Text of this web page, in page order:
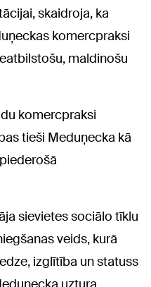
skaidroja, ka
komercpraksi
maldinošu
komercpraksi
tieši Meduņecka kā
sievietes sociālo tīklu
veids, kurā
izglītība un statuss